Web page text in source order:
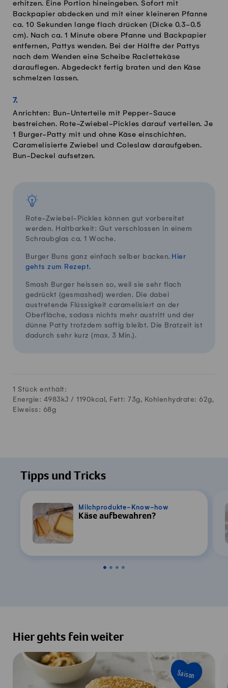
erhitzen. Eine Portion hineingeben. Sofort mit
Backpapier abdecken und mit einer kleineren Pfanne
ca. 10 Sekunden lange flach drücken (Dicke 0.3-0.5
cm). Nach ca. 1 Minute obere Pfanne und Backpapier
entfernen, Pattys wenden. Bei der Hälfte der Pattys
nach dem Wenden eine Scheibe Raclettekäse
darauflegen. Abgedeckt fertig braten und den Käse
schmelzen lassen.
Anrichten: Bun-Unterteile mit Pepper-Sauce
bestreichen. Rote-Zwiebel-Pickles darauf verteilen. Je
1 Burger-Patty mit und ohne Käse einschichten.
Caramelisierte Zwiebel und Coleslaw daraufgeben.
Bun-Deckel aufsetzen.
Rote-Zwiebel-Pickles können gut vorbereitet
werden. Haltbarkeit: Gut verschlossen in einem
Schraubglas ca. 1 Woche.
Burger Buns ganz einfach selber backen. Hier
gehts zum Rezept.
Smash Burger heissen so, weil sie sehr flach
gedrückt (gesmashed) werden. Die dabei
austretende Flüssigkeit caramelisiert an der
Oberfläche, sodass nichts mehr austritt und der
dünne Patty trotzdem saftig bleibt. Die Bratzeit ist
dadurch sehr kurz (max. 3 Min.).
1 Stück enthält:
Energie: 4983kJ / 1190 kcal, Fett: 73g, Kohlenhydrate: 62g,
Eiweiss: 68g
Tipps und Tricks
Milchprodukte-Know-how
Käse aufbewahren?
Hier gehts fein weiter
Saison